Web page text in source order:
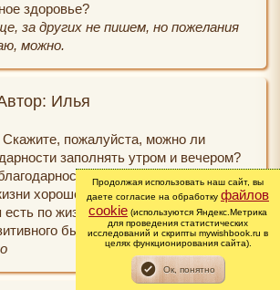
здоровье?
за других не пишем, но пожелания
можно.
Илья
Скажите, пожалуйста, можно ли
заполнять утром и вечером?
за то, что вообще у
хорошего, а вечером то, что
по жизни хорошего плюс то, что
было в течение дня
Продолжая использовать наш сайт, вы
даете согласие на обработку файлов
cookie (используются Яндекс.Метрика
для проведения статистических
исследований и скрипты mywishbook.ru в
целях функционирования сайта).